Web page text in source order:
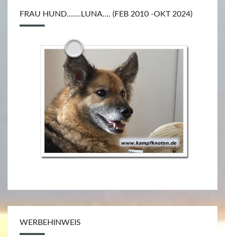
N
P
E
T
E
R
G
O
Z
G
FRAU HUND…….LUNA…. (FEB 2010 -OKT 2024)
WERBEHINWEIS